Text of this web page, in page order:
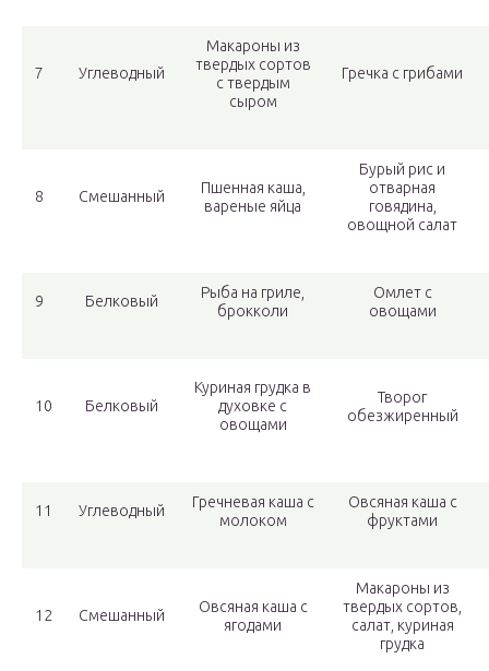
7 Углеводный
Макароны из
твердых сортов
с твердым
сыром
Гречка с грибами
8 Смешанный
Пшенная каша,
вареные яйца
Бурый рис и
отварная
говядина,
овощной салат
9 Белковый
Рыба на гриле,
брокколи
Омлет с
овощами
10 Белковый
Куриная грудка в
духовке с
овощами
Творог
обезжиренный
11 Углеводный
Гречневая каша с
молоком
Овсяная каша с
фруктами
12 Смешанный
Овсяная каша с
ягодами
Макароны из
твердых сортов,
салат, куриная
грудка